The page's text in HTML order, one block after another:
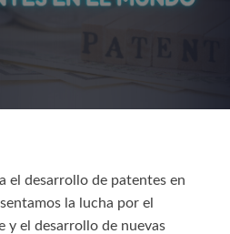
el desarrollo de patentes en
la lucha por el
y el desarrollo de nuevas